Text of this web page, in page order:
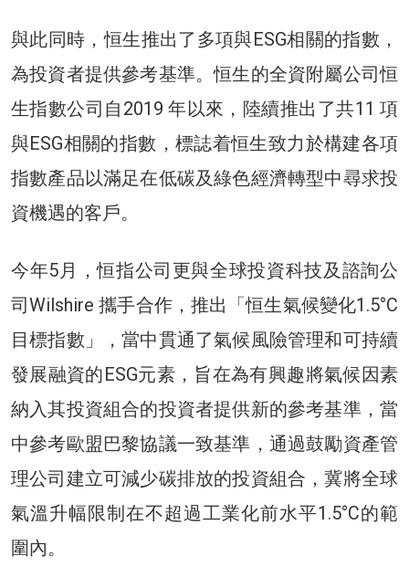
與此同時，恒生推出了多項與ESG相關的指數，
為投資者提供參考基準。恒生的全資附屬公司恒
生指數公司自2019 年以來，陸續推出了共11 項
與ESG相關的指數，標誌着恒生致力於構建各項
指數產品以滿足在低碳及綠色經濟轉型中尋求投
資機遇的客戶。
今年5月，恒指公司更與全球投資科技及諮詢公
司Wilshire 攜手合作，推出「恒生氣候變化1.5°C
目標指數」，當中貫通了氣候風險管理和可持續
發展融資的ESG元素，旨在為有興趣將氣候因素
納入其投資組合的投資者提供新的參考基準，當
中參考歐盟巴黎協議一致基準，通過鼓勵資產管
理公司建立可減少碳排放的投資組合，冀將全球
氣溫升幅限制在不超過工業化前水平1.5°C的範
圍內。